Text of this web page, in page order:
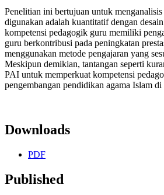
Penelitian ini bertujuan untuk
digunakan adalah kuantitatif dengan
kompetensi pedagogik guru memiliki
guru berkontribusi pada peningkatan
menggunakan metode pengajaran yang
Meskipun demikian, tantangan seperti
PAI untuk memperkuat kompetensi
pengembangan pendidikan agama Islam
Downloads
PDF
Published